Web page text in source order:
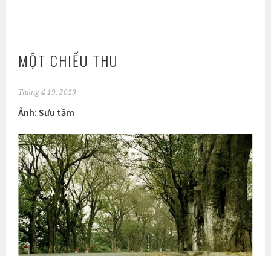
MỘT CHIỀU THU
Tháng 4 19, 2019
Ảnh: Sưu tầm